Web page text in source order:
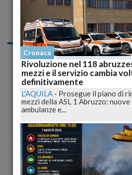
Notizie di
Luglio 2019
Cronaca
Incendio a Pescina, i
e denunciano responsabile
L'AQUILA-I militari della Stazione
dei Marsi (AQ), a conclusione delle
Cronaca
Rivoluzione nel 118
mezzi e il servizio cambia
definitivamente
L'AQUILA - Prosegue il piano di
mezzi della ASL 1 Abruzzo: nuove
ambulanze e...